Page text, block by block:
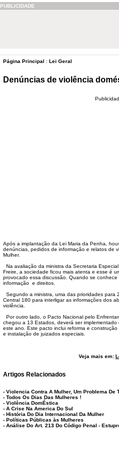
PUBLICIDADE
Página Principal : Lei Geral
Denúncias de violência
Após a implantação da Lei Maria da Penha,
denúncias, pedidos de informação e relatos de
Mulher.
Na avaliação da ministra da Secretaria
Freire, a sociedade ficou mais atenta e esse é
provocado essa discussão. Quando se
informação e direitos.
Segundo a ministra, uma das prioridades para
Central 180 para interligar as informações dos
violência.
Por outro lado, o Pacto Nacional pelo
chegou a 13 Estados , deverá ser
este ano. Este pacto inclui reforma e
e instalação de juizados especiais.
Veja mais em:
Artigos Relacionados
- Violencia Contra A Mulher, Um Problema De
- Todos Os Dias Das Mulheres !
- Violência DomÉstica
- A Crise Na America Do Sul
- História Do Dia Internacional Da Mulher
- Políticas Públicas às Mulheres
- Análise Do Art. 213 Do Código Penal -